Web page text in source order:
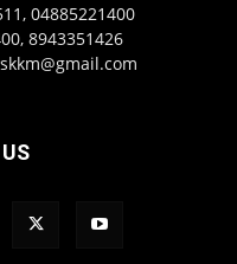
04885221400
8943351426